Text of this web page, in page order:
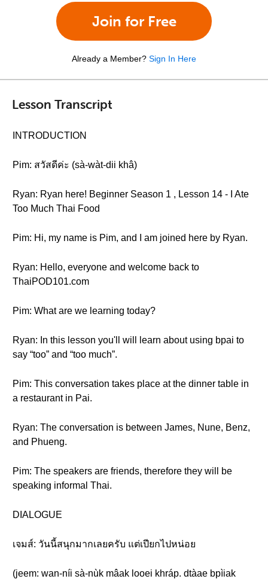
Join for Free
Already a Member? Sign In Here
Lesson Transcript
INTRODUCTION
Pim: สวัสดีค่ะ (sà-wàt-dii khâ)
Ryan: Ryan here! Beginner Season 1 , Lesson 14 - I Ate
Too Much Thai Food
Pim: Hi, my name is Pim, and I am joined here by Ryan.
Ryan: Hello, everyone and welcome back to
ThaiPOD101.com
Pim: What are we learning today?
Ryan: In this lesson you'll will learn about using bpai to
say “too” and “too much”.
Pim: This conversation takes place at the dinner table in
a restaurant in Pai.
Ryan: The conversation is between James, Nune, Benz,
and Phueng.
Pim: The speakers are friends, therefore they will be
speaking informal Thai.
DIALOGUE
เจมส์: วันนี้สนุกมากเลยครับ แต่เปียกไปหน่อย
(jeem: wan-níi sà-nùk mâak looei khráp. dtàae bpìiak